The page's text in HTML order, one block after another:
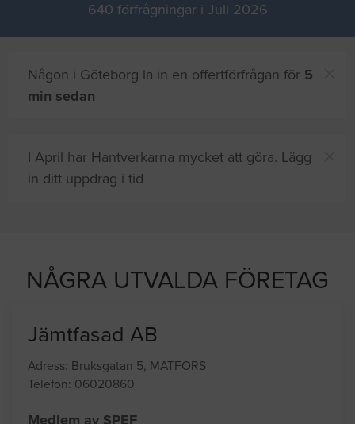
640 förfrågningar i Juli 2026
Någon i Göteborg la in en offertförfrågan för 5
min sedan
I April har Hantverkarna mycket att göra. Lägg
in ditt uppdrag i tid
NÅGRA UTVALDA FÖRETAG